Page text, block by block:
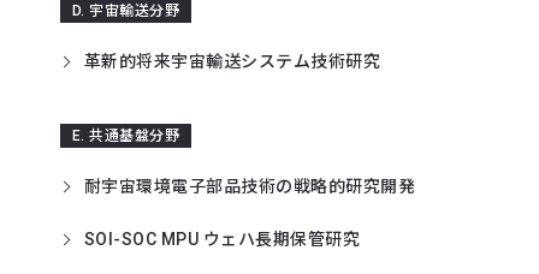
D. 宇宙輸送分野
革新的将来宇宙輸送システム技術研究
E. 共通基盤分野
耐宇宙環境電子部品技術の戦略的研究開発
SOI-SOC MPU ウェハ長期保管研究